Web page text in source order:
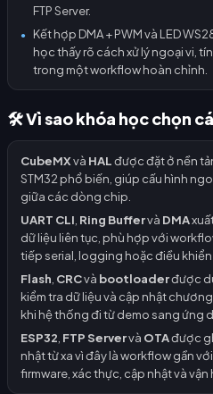
FTP Server.
●
Kết hợp DMA + PWM và LED
học thấy rõ cách xử lý ngoại vi,
trong một workflow hoàn chỉnh.
🛠️ Vì sao khóa học chọn
CubeMXvà HALđược đặt ở nền
STM32 phổ biến, giúp cấu hình
giữa các dòng chip.
UART CLI Ring Buffervà DMA
dữ liệu liên tục, phù hợp với
tiếp serial, logging hoặc điều khiển
Flash CRCvà bootloaderđược
kiểm tra dữ liệu và cập nhật
khi hệ thống đi từ demo sang ứng
ESP32 FTP Servervà OTAđược
nhật từ xa vì đây là workflow gần
firmware, xác thực, cập nhật và